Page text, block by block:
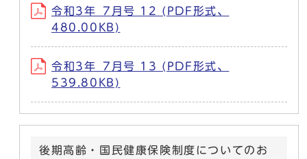
令和3年_7月号 12 (PDF形式、
480.00KB)
令和3年_7月号 13 (PDF形式、
539.80KB)
後期高齢・国民健康保険制度についてのお